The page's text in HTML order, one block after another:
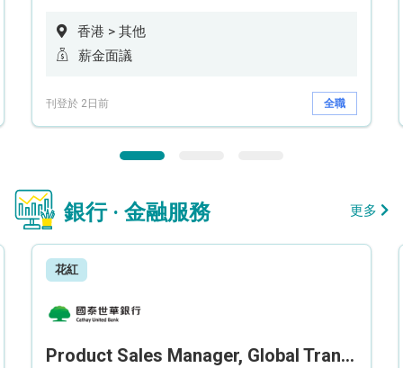
香港 > 其他
薪金面議
刊登於 2日前 全職
銀行 · 金融服務 更多
花紅
Product Sales Manager, Global Transaction Service (GTS)